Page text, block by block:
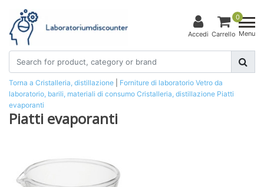
Accedi
0
Carrello Menu
Torna a Cristalleria, distillazione Forniture di laboratorio Vetro da
laboratorio, barili, materiali di consumo Cristalleria, distillazione Piatti
evaporanti
Piatti evaporanti